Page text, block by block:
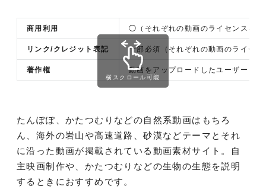
商用利用 ◯（それぞれの動画のライセンスを確
リンク/クレジット表記 一部必須（それぞれの動画のライセ
著作権 動画をアップロードしたユーザーと
横スクロール可能
たんぽぽ、かたつむりなどの自然系動画はもちろ
ん、海外の岩山や高速道路、砂漠などテーマとそれ
に沿った動画が掲載されている動画素材サイト。自
主映画制作や、かたつむりなどの生物の生態を説明
するときにおすすめです。